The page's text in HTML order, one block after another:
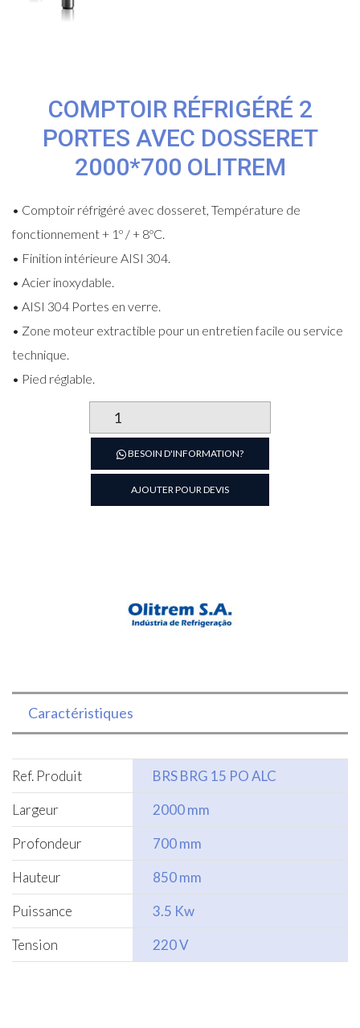
COMPTOIR RÉFRIGÉRÉ 2
PORTES AVEC DOSSERET
2000*700 OLITREM
• Comptoir réfrigéré avec dosseret, Température de
fonctionnement + 1º / + 8ºC.
• Finition intérieure AISI 304.
• Acier inoxydable.
• AISI 304 Portes en verre.
• Zone moteur extractible pour un entretien facile ou service
technique.
• Pied réglable.
de
Comptoir
réfrigéré
2
portes
BESOIN D'INFORMATION?
AJOUTER POUR DEVIS
Caractéristiques
Ref. Produit
BRS BRG 15 PO ALC
Largeur
2000 mm
Profondeur
700 mm
Hauteur
850 mm
Puissance
3.5 Kw
Tension
220 V